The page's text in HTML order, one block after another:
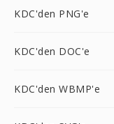
KDC'den PNG'e
KDC'den DOC'e
KDC'den WBMP'e